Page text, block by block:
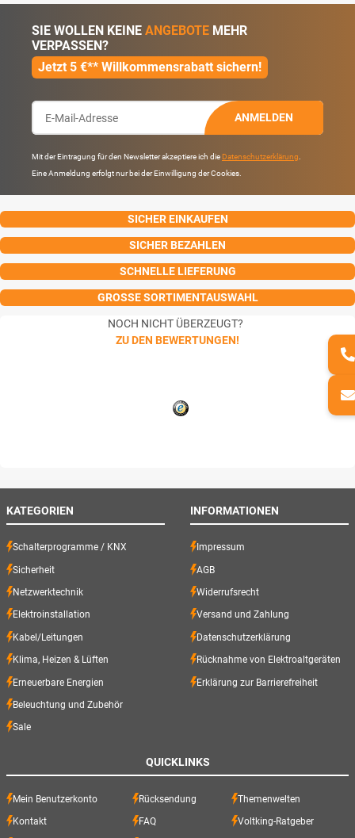
SIE WOLLEN KEINE ANGEBOTE MEHR
VERPASSEN?
Jetzt 5 €** Willkommensrabatt sichern!
ANMELDEN
Mit der Eintragung für den Newsletter akzeptiere ich die Datenschutzerklärung
Eine Anmeldung erfolgt nur bei der Einwilligung der Cookies.
SICHER EINKAUFEN
SICHER BEZAHLEN
SCHNELLE LIEFERUNG
GROSSE SORTIMENTAUSWAHL
NOCH NICHT ÜBERZEUGT?
ZU DEN BEWERTUNGEN!
KATEGORIEN
Schalterprogramme / KNX
Sicherheit
Netzwerktechnik
Elektroinstallation
Kabel/Leitungen
Klima, Heizen & Lüften
Erneuerbare Energien
Beleuchtung und Zubehör
Sale
INFORMATIONEN
Impressum
AGB
Widerrufsrecht
Versand und Zahlung
Datenschutzerklärung
Rücknahme von Elektroaltgeräten
Erklärung zur Barrierefreiheit
QUICKLINKS
Mein Benutzerkonto Rücksendung Themenwelten
Kontakt FAQ Voltking-Ratgeber